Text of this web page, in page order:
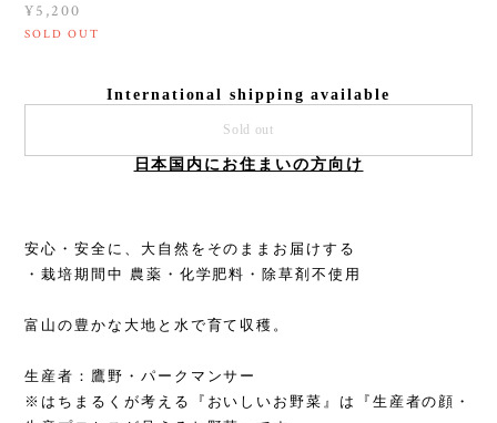
¥5,200
SOLD OUT
International shipping available
Sold out
日本国内にお住まいの方向け
安心・安全に、大自然をそのままお届けする
・栽培期間中 農薬・化学肥料・除草剤不使用
富山の豊かな大地と水で育て収穫。
生産者：鷹野・パークマンサー
※はちまるくが考える『おいしいお野菜』は『生産者の顔・